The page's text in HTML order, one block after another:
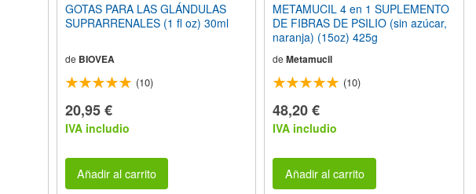
GOTAS PARA LAS GLÁNDULAS
SUPRARRENALES (1 fl oz) 30ml
de BIOVEA
(10)
20,95 €
IVA includio
Añadir al carrito
METAMUCIL 4 en 1 SUPLEMENTO
DE FIBRAS DE PSILIO (sin azúcar,
naranja) (15oz) 425g
de Metamucil
(10)
48,20 €
IVA includio
Añadir al carrito